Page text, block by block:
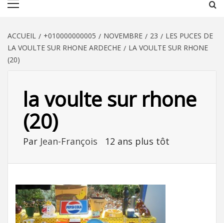
ACCUEIL +010000000005 NOVEMBRE 23
LES PUCES DE
LA VOULTE SUR RHONE ARDECHE
LA VOULTE SUR RHONE
(20)
la voulte sur rhone
(20)
Par Jean-François 12 ans plus tôt